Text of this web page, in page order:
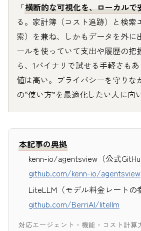
「横断的な可視化を、ローカルで
る。家計簿（コスト追跡）と検索
索）を兼ね、しかもデータを外に
ールを使っていて支出や履歴の把
ら、1バイナリで試せる手軽さも
値は高い。プライバシーを守りな
の“使い方”を最適化したい人に向
本記事の典拠
kenn-io/agentsview（公式
github.com/kenn-io/agentsview
LiteLLM（モデル料金レートの
github.com/BerriAI/litellm
対応エージェント・機能・コスト計算